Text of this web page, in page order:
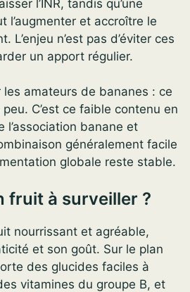
l’INR, tandis qu’une
l’augmenter et accroître le
L’enjeu n’est pas d’éviter ces
un apport régulier.
les amateurs de bananes : ce
C’est ce faible contenu en
l’association banane et
généralement facile
globale reste stable.
fruit à surveiller ?
nourrissant et agréable,
et son goût. Sur le plan
des glucides faciles à
vitamines du groupe B, et